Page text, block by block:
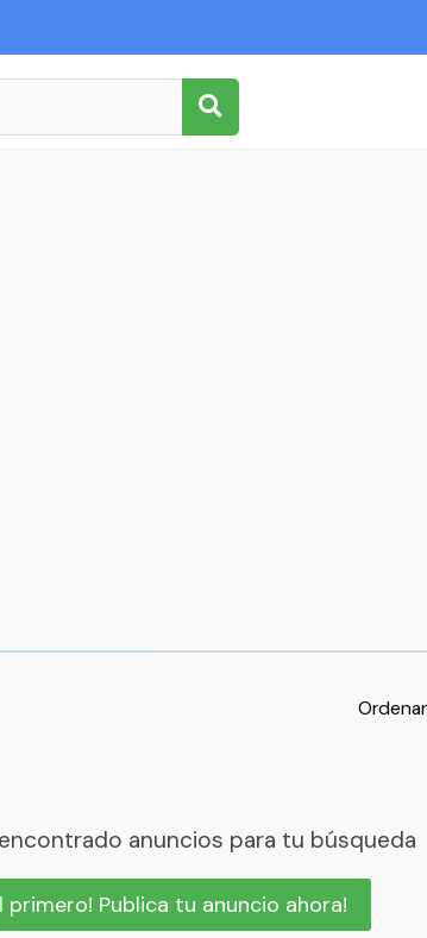
anuncios para tu búsqueda
primero! Publica tu anuncio ahora!